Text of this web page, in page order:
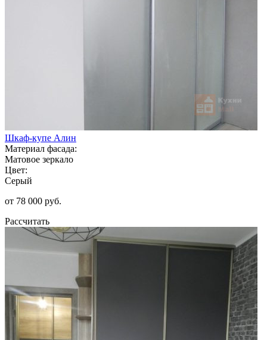
Шкаф-купе Алин
Материал фасада:
Матовое зеркало
Цвет:
Серый
от 78 000 руб.
Рассчитать